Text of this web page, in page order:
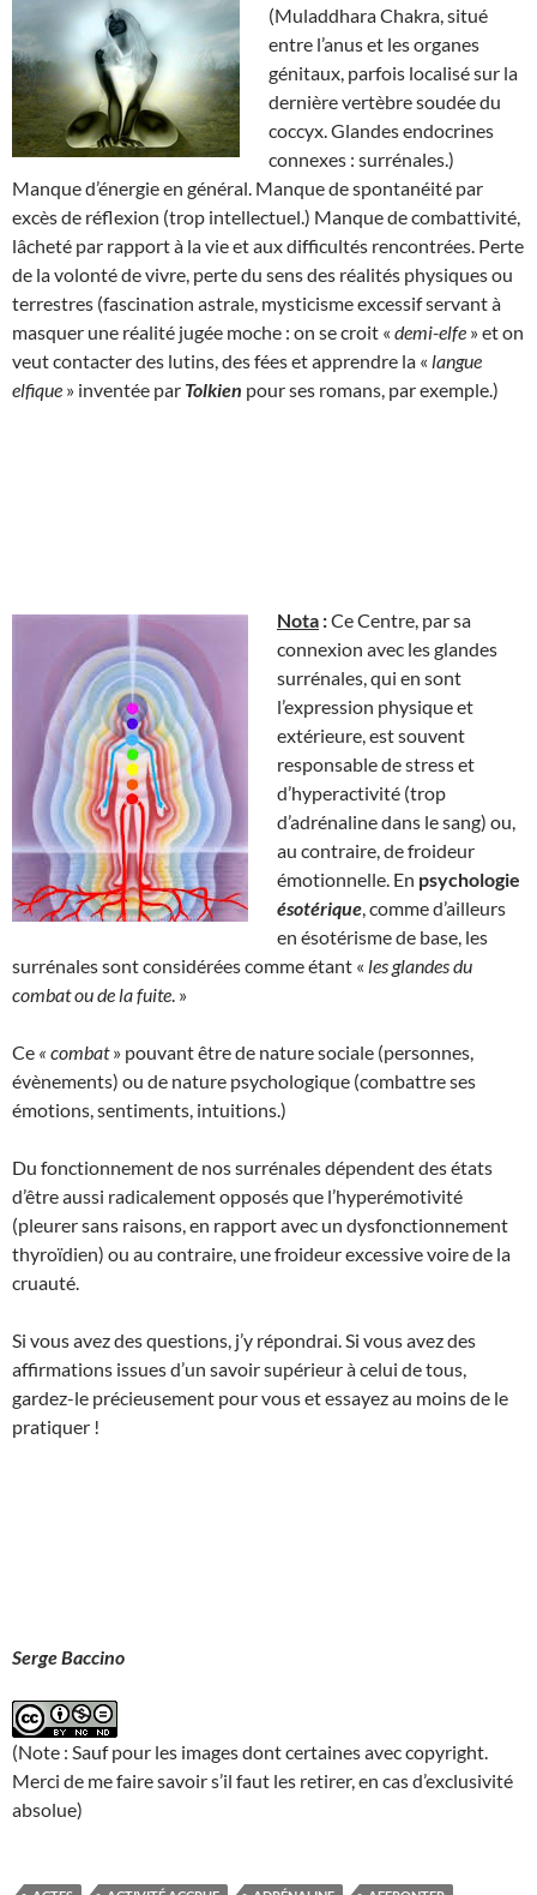
(Muladdhara Chakra, situé
entre l’anus et les organes
génitaux, parfois localisé sur la
dernière vertèbre soudée du
coccyx. Glandes endocrines
connexes : surrénales.)
Manque d’énergie en général. Manque de spontanéité par
excès de réflexion (trop intellectuel.) Manque de combattivité,
lâcheté par rapport à la vie et aux difficultés rencontrées. Perte
de la volonté de vivre, perte du sens des réalités physiques ou
terrestres (fascination astrale, mysticisme excessif servant à
masquer une réalité jugée moche : on se croit « demi-elfe » et on
veut contacter des lutins, des fées et apprendre la « langue
elfique » inventée par Tolkien pour ses romans, par exemple.)
Nota :Ce Centre, par sa
connexion avec les glandes
surrénales, qui en sont
l’expression physique et
extérieure, est souvent
responsable de stress et
d’hyperactivité (trop
d’adrénaline dans le sang) ou,
au contraire, de froideur
émotionnelle. En psychologie
ésotérique, comme d’ailleurs
en ésotérisme de base, les
surrénales sont considérées comme étant « les glandes du
combat ou de la fuite. »
Ce « combat» pouvant être de nature sociale (personnes,
évènements) ou de nature psychologique (combattre ses
émotions, sentiments, intuitions.)
Du fonctionnement de nos surrénales dépendent des états
d’être aussi radicalement opposés que l’hyperémotivité
(pleurer sans raisons, en rapport avec un dysfonctionnement
thyroïdien) ou au contraire, une froideur excessive voire de la
cruauté.
Si vous avez des questions, j’y répondrai. Si vous avez des
affirmations issues d’un savoir supérieur à celui de tous,
gardez-le précieusement pour vous et essayez au moins de le
pratiquer !
Serge Baccino
(Note : Sauf pour les images dont certaines avec copyright.
Merci de me faire savoir s’il faut les retirer, en cas d’exclusivité
absolue)